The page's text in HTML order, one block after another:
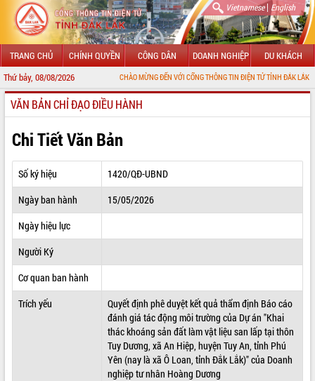
Vietnamese| English
TRANG CHỦ CHÍNH QUYỀN CÔNG DÂN DOANH NGHIỆP DU KHÁCH
Thứ bảy, 08/08/2026 CHÀO MỪNG ĐẾN VỚI CỔNG THÔNG TIN ĐIỆN TỬ TỈNH ĐẮK LẮK
GIỚI THIỆU
LÃNH ĐẠO UBND TỈNH
TIN TỨC SỰ KIỆN
SỞ, BAN, NGÀNH
THÔNG TIN CHỈ ĐẠO ĐIỀU HÀNH
HỆ THỐNG VĂN BẢN
VĂN BẢN HĐND TỈNH
VĂN BẢN CHỈ ĐẠO ĐIỀU HÀNH
Chi Tiết Văn Bản
Số ký hiệu
1420/QĐ-UBND
Ngày ban hành
15/05/2026
Ngày hiệu lực
Người Ký
Cơ quan ban hành
Trích yếu
Quyết định phê duyệt kết quả thẩm định Báo cáo
đánh giá tác động môi trường của Dự án "Khai
thác khoáng sản đất làm vật liệu san lấp tại thôn
Tuy Dương, xã An Hiệp, huyện Tuy An, tỉnh Phú
Yên (nay là xã Ô Loan, tỉnh Đắk Lắk)" của Doanh
nghiệp tư nhân Hoàng Dương